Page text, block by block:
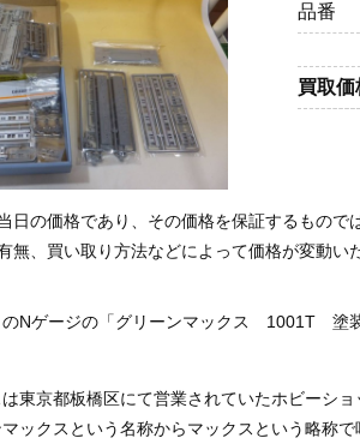
品番
買取価
日の価格であり、その価格を保証するもので
無、買い取り方法などによって価格が変動い
のNゲージの「グリーンマックス 1001T 塗
東京都板橋区にて営業されていたホビーショ
ックスという名称からマックスという略称